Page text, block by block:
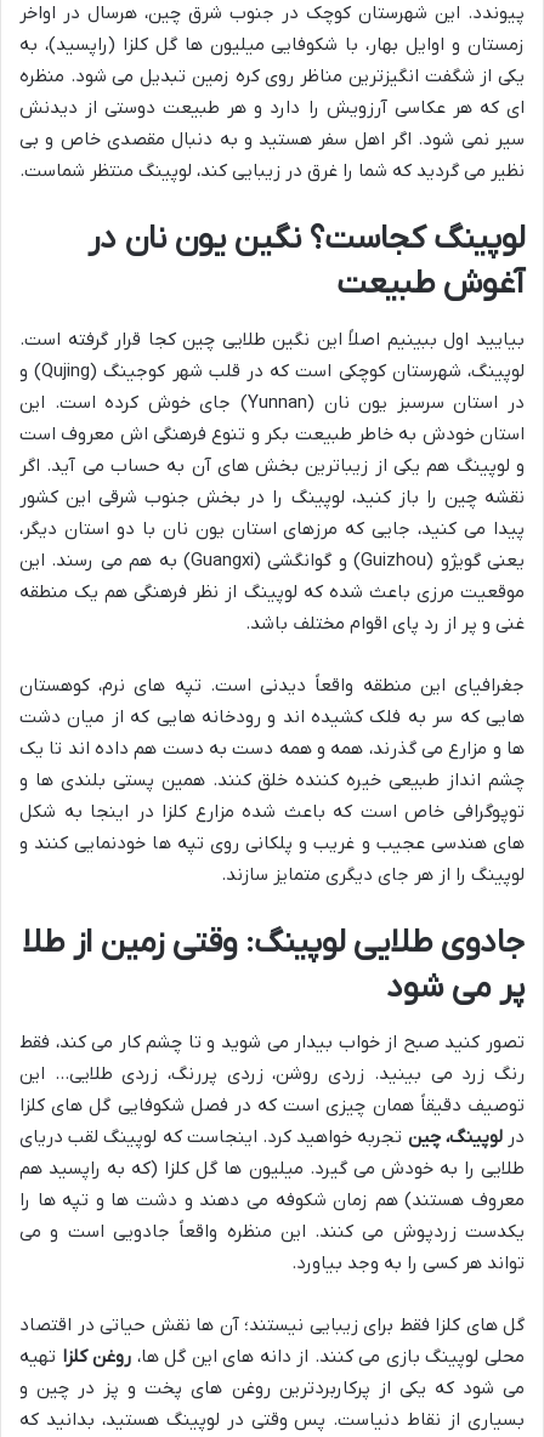
پیوندد. این شهرستان کوچک در جنوب شرق چین، هرسال در اواخر
زمستان و اوایل بهار، با شکوفایی میلیون ها گل کلزا (راپسید)، به
یکی از شگفت انگیزترین مناظر روی کره زمین تبدیل می شود. منظره
ای که هر عکاسی آرزویش را دارد و هر طبیعت دوستی از دیدنش
سیر نمی شود. اگر اهل سفر هستید و به دنبال مقصدی خاص و بی
نظیر می گردید که شما را غرق در زیبایی کند، لوپینگ منتظر شماست.
لوپینگ کجاست؟ نگین یون نان در
آغوش طبیعت
بیایید اول ببینیم اصلاً این نگین طلایی چین کجا قرار گرفته است.
لوپینگ، شهرستان کوچکی است که در قلب شهر کوجینگ (Qujing) و
در استان سرسبز یون نان (Yunnan) جای خوش کرده است. این
استان خودش به خاطر طبیعت بکر و تنوع فرهنگی اش معروف است
و لوپینگ هم یکی از زیباترین بخش های آن به حساب می آید. اگر
نقشه چین را باز کنید، لوپینگ را در بخش جنوب شرقی این کشور
پیدا می کنید، جایی که مرزهای استان یون نان با دو استان دیگر،
یعنی گویژو (Guizhou) و گوانگشی (Guangxi) به هم می رسند. این
موقعیت مرزی باعث شده که لوپینگ از نظر فرهنگی هم یک منطقه
غنی و پر از رد پای اقوام مختلف باشد.
جغرافیای این منطقه واقعاً دیدنی است. تپه های نرم، کوهستان
هایی که سر به فلک کشیده اند و رودخانه هایی که از میان دشت
ها و مزارع می گذرند، همه و همه دست به دست هم داده اند تا یک
چشم انداز طبیعی خیره کننده خلق کنند. همین پستی بلندی ها و
توپوگرافی خاص است که باعث شده مزارع کلزا در اینجا به شکل
های هندسی عجیب و غریب و پلکانی روی تپه ها خودنمایی کنند و
لوپینگ را از هر جای دیگری متمایز سازند.
جادوی طلایی لوپینگ: وقتی زمین از طلا
پر می شود
تصور کنید صبح از خواب بیدار می شوید و تا چشم کار می کند، فقط
رنگ زرد می بینید. زردی روشن، زردی پررنگ، زردی طلایی… این
توصیف دقیقاً همان چیزی است که در فصل شکوفایی گل های کلزا
درلوپینگ، چین تجربه خواهید کرد. اینجاست که لوپینگ لقب دریای
طلایی را به خودش می گیرد. میلیون ها گل کلزا (که به راپسید هم
معروف هستند) هم زمان شکوفه می دهند و دشت ها و تپه ها را
یکدست زردپوش می کنند. این منظره واقعاً جادویی است و می
تواند هر کسی را به وجد بیاورد.
گل های کلزا فقط برای زیبایی نیستند؛ آن ها نقش حیاتی در اقتصاد
محلی لوپینگ بازی می کنند. از دانه های این گل ها، روغن کلزا تهیه
می شود که یکی از پرکاربردترین روغن های پخت و پز در چین و
بسیاری از نقاط دنیاست. پس وقتی در لوپینگ هستید، بدانید که